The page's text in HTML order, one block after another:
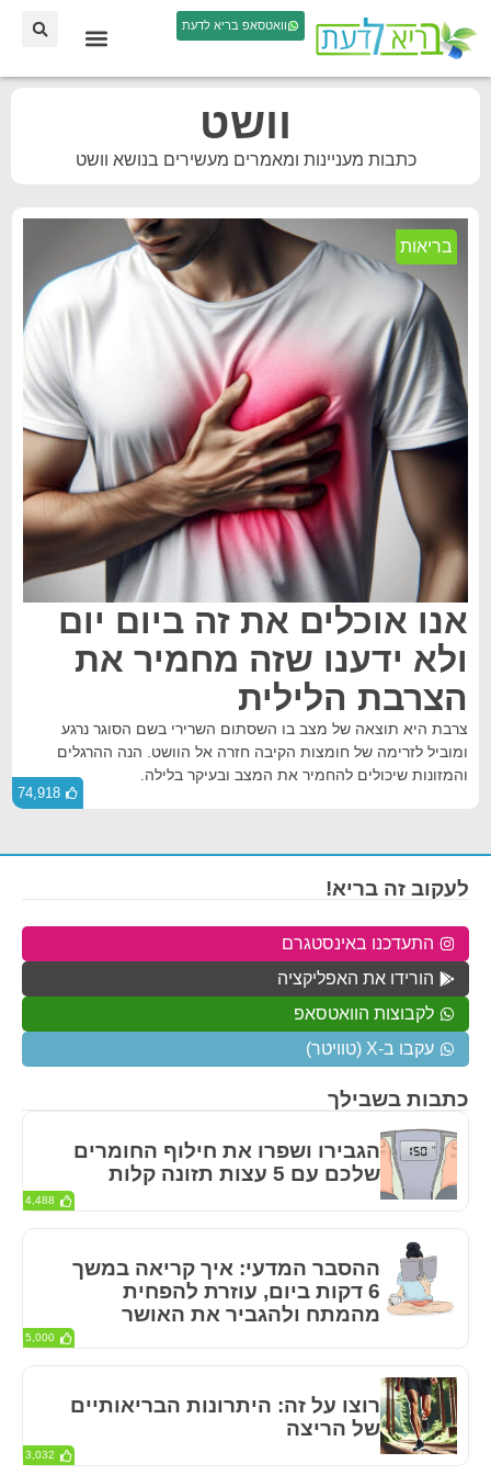
וואטסאפ בריא לדעת
וושט
כתבות מעניינות ומאמרים מעשירים בנושא וושט
בריאות
אנו אוכלים את זה ביום יום
ולא ידענו שזה מחמיר את
הצרבת הלילית
צרבת היא תוצאה של מצב בו השסתום השרירי בשם הסוגר נרגע
ומוביל לזרימה של חומצות הקיבה חזרה אל הוושט. הנה ההרגלים
והמזונות שיכולים להחמיר את המצב ובעיקר בלילה.
74,918
כתבות בשבילך
הגבירו ושפרו את חילוף החומרים
שלכם עם 5 עצות תזונה קלות
4,488
ההסבר המדעי: איך קריאה במשך
6 דקות ביום, עוזרת להפחית
מהמתח ולהגביר את האושר
5,000
רוצו על זה: היתרונות הבריאותיים
של הריצה
3,032
לעקוב זה בריא!
התעדכנו באינסטגרם
הורידו את האפליקציה
לקבוצות הוואטסאפ
עקבו ב-X (טוויטר)